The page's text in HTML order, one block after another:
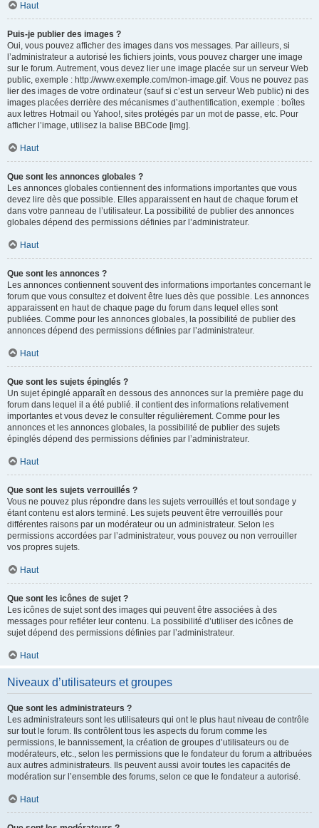
Haut
Puis-je publier des images ?
Oui, vous pouvez afficher des images dans vos messages. Par ailleurs, si
l’administrateur a autorisé les fichiers joints, vous pouvez charger une image
sur le forum. Autrement, vous devez lier une image placée sur un serveur Web
public, exemple : http://www.exemple.com/mon-image.gif. Vous ne pouvez pas
lier des images de votre ordinateur (sauf si c’est un serveur Web public) ni des
images placées derrière des mécanismes d’authentification, exemple : boîtes
aux lettres Hotmail ou Yahoo!, sites protégés par un mot de passe, etc. Pour
afficher l’image, utilisez la balise BBCode [img].
Haut
Que sont les annonces globales ?
Les annonces globales contiennent des informations importantes que vous
devez lire dès que possible. Elles apparaissent en haut de chaque forum et
dans votre panneau de l’utilisateur. La possibilité de publier des annonces
globales dépend des permissions définies par l’administrateur.
Haut
Que sont les annonces ?
Les annonces contiennent souvent des informations importantes concernant le
forum que vous consultez et doivent être lues dès que possible. Les annonces
apparaissent en haut de chaque page du forum dans lequel elles sont
publiées. Comme pour les annonces globales, la possibilité de publier des
annonces dépend des permissions définies par l’administrateur.
Haut
Que sont les sujets épinglés ?
Un sujet épinglé apparaît en dessous des annonces sur la première page du
forum dans lequel il a été publié. il contient des informations relativement
importantes et vous devez le consulter régulièrement. Comme pour les
annonces et les annonces globales, la possibilité de publier des sujets
épinglés dépend des permissions définies par l’administrateur.
Haut
Que sont les sujets verrouillés ?
Vous ne pouvez plus répondre dans les sujets verrouillés et tout sondage y
étant contenu est alors terminé. Les sujets peuvent être verrouillés pour
différentes raisons par un modérateur ou un administrateur. Selon les
permissions accordées par l’administrateur, vous pouvez ou non verrouiller
vos propres sujets.
Haut
Que sont les icônes de sujet ?
Les icônes de sujet sont des images qui peuvent être associées à des
messages pour refléter leur contenu. La possibilité d’utiliser des icônes de
sujet dépend des permissions définies par l’administrateur.
Haut
Niveaux d’utilisateurs et groupes
Que sont les administrateurs ?
Les administrateurs sont les utilisateurs qui ont le plus haut niveau de contrôle
sur tout le forum. Ils contrôlent tous les aspects du forum comme les
permissions, le bannissement, la création de groupes d’utilisateurs ou de
modérateurs, etc., selon les permissions que le fondateur du forum a attribuées
aux autres administrateurs. Ils peuvent aussi avoir toutes les capacités de
modération sur l’ensemble des forums, selon ce que le fondateur a autorisé.
Haut